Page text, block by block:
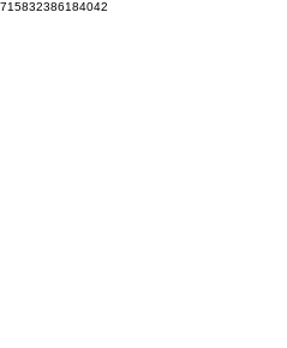
715832386184042